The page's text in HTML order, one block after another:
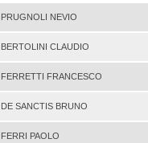
PRUGNOLI NEVIO
BERTOLINI CLAUDIO
FERRETTI FRANCESCO
DE SANCTIS BRUNO
FERRI PAOLO